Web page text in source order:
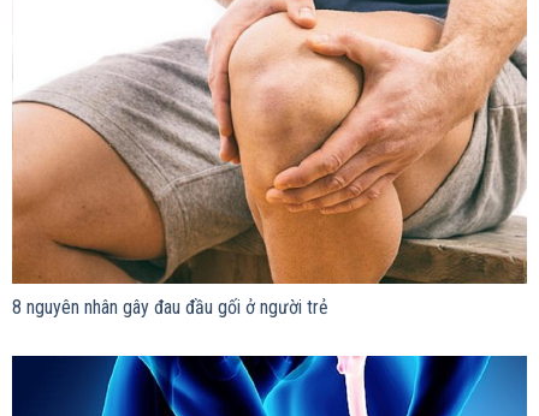
8 nguyên nhân gây đau đầu gối ở người trẻ